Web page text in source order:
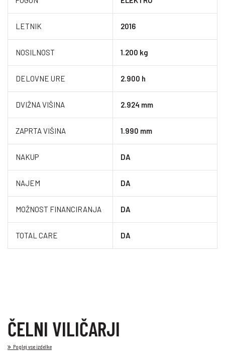
LETNIK 2016
NOSILNOST 1.200 kg
DELOVNE URE 2.900 h
DVIŽNA VIŠINA 2.924 mm
ZAPRTA VIŠINA 1.990 mm
NAKUP DA
NAJEM DA
MOŽNOST FINANCIRANJA DA
TOTAL CARE DA
ČELNI VILIČARJI
Poglej vse izdelke